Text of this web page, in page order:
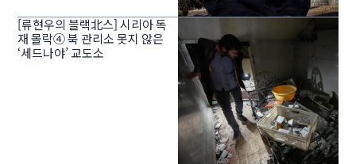
[류현우의 블랙北스] 시리아 독
재 몰락④ 북 관리소 못지 않은
‘세드나야’ 교도소